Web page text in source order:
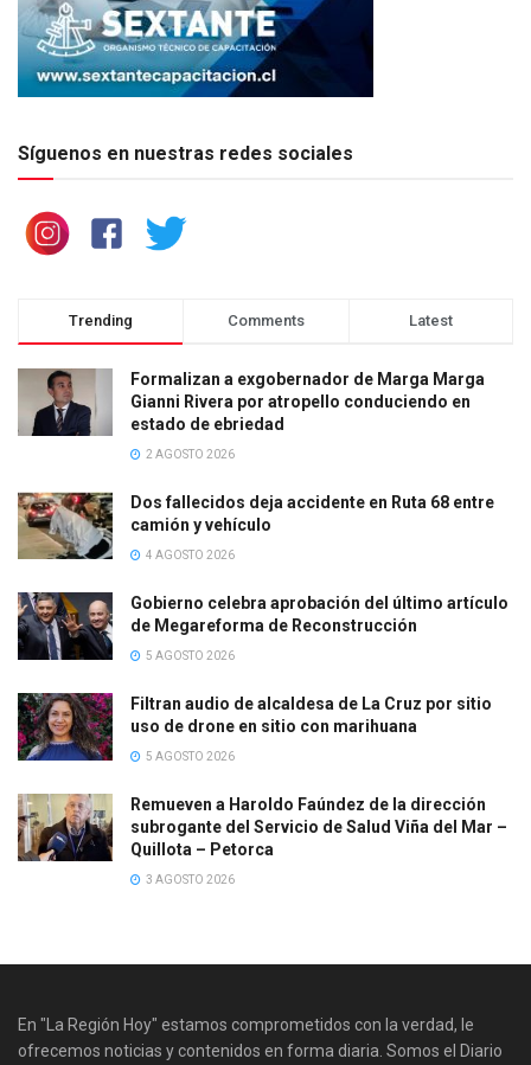
Síguenos en nuestras redes sociales
Trending Comments Latest
Formalizan a exgobernador de Marga Marga
Gianni Rivera por atropello conduciendo en
estado de ebriedad
2 AGOSTO 2026
Dos fallecidos deja accidente en Ruta 68 entre
camión y vehículo
4 AGOSTO 2026
Gobierno celebra aprobación del último artículo
de Megareforma de Reconstrucción
5 AGOSTO 2026
Filtran audio de alcaldesa de La Cruz por sitio
uso de drone en sitio con marihuana
5 AGOSTO 2026
Remueven a Haroldo Faúndez de la dirección
subrogante del Servicio de Salud Viña del Mar –
Quillota – Petorca
3 AGOSTO 2026
En "La Región Hoy" estamos comprometidos con la verdad, le
ofrecemos noticias y contenidos en forma diaria. Somos el Diario